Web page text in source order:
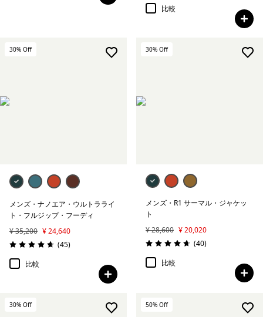
比較
30% Off
メンズ・ナノエア・ウルトラライ
ト・フルジップ・フーディ
¥ 35,200 ¥ 24,640
評価: 4.7 / 5
(45レビュー
)
比較
30% Off
メンズ・R1 サーマル・ジャケッ
ト
¥ 28,600 ¥ 20,020
評価: 4.7 / 5
(40レビュー
)
比較
30% Off 50% Off